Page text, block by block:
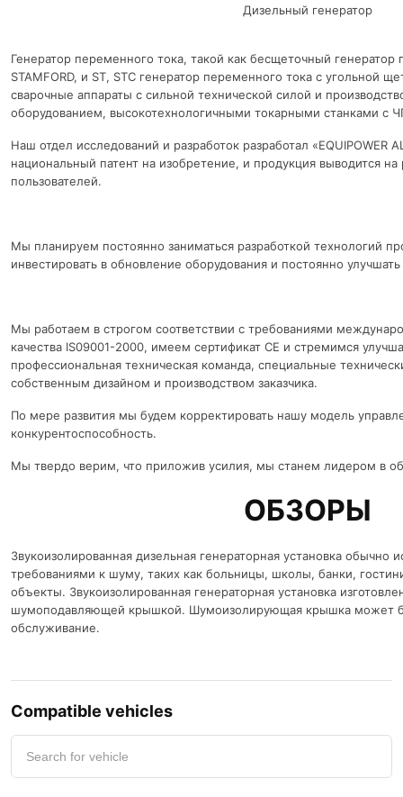
Дизельный генератор
Генератор переменного тока, такой как бесщеточный
STAMFORD, и ST, STC генератор переменного тока с угольной
сварочные аппараты с сильной технической силой и
оборудованием, высокотехнологичными токарными станками с
Наш отдел исследований и разработок разработал «EQUIPOWER
национальный патент на изобретение, и продукция выводится
пользователей.
Мы планируем постоянно заниматься разработкой технологий
инвестировать в обновление оборудования и постоянно
Мы работаем в строгом соответствии с требованиями
качества IS09001-2000, имеем сертификат CE и стремимся
профессиональная техническая команда, специальные
собственным дизайном и производством заказчика.
По мере развития мы будем корректировать нашу модель
конкурентоспособность.
Мы твердо верим, что приложив усилия, мы станем лидером в
ОБЗОРЫ
Звукоизолированная дизельная генераторная установка обычно
требованиями к шуму, таких как больницы, школы, банки,
объекты. Звукоизолированная генераторная установка
шумоподавляющей крышкой. Шумоизолирующая крышка может
обслуживание.
Compatible vehicles